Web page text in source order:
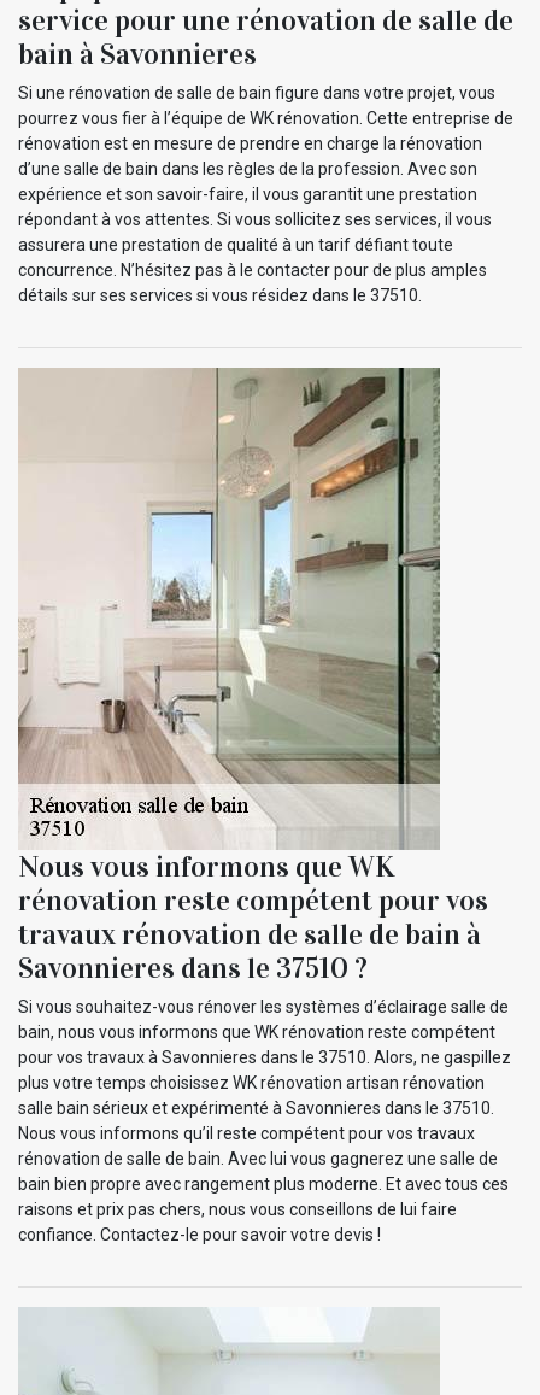
service pour une rénovation de salle de
bain à Savonnieres
Si une rénovation de salle de bain figure dans votre projet, vous
pourrez vous fier à l’équipe de WK rénovation. Cette entreprise de
rénovation est en mesure de prendre en charge la rénovation
d’une salle de bain dans les règles de la profession. Avec son
expérience et son savoir-faire, il vous garantit une prestation
répondant à vos attentes. Si vous sollicitez ses services, il vous
assurera une prestation de qualité à un tarif défiant toute
concurrence. N’hésitez pas à le contacter pour de plus amples
détails sur ses services si vous résidez dans le 37510.
Nous vous informons que WK
rénovation reste compétent pour vos
travaux rénovation de salle de bain à
Savonnieres dans le 37510 ?
Si vous souhaitez-vous rénover les systèmes d’éclairage salle de
bain, nous vous informons que WK rénovation reste compétent
pour vos travaux à Savonnieres dans le 37510. Alors, ne gaspillez
plus votre temps choisissez WK rénovation artisan rénovation
salle bain sérieux et expérimenté à Savonnieres dans le 37510.
Nous vous informons qu’il reste compétent pour vos travaux
rénovation de salle de bain. Avec lui vous gagnerez une salle de
bain bien propre avec rangement plus moderne. Et avec tous ces
raisons et prix pas chers, nous vous conseillons de lui faire
confiance. Contactez-le pour savoir votre devis !